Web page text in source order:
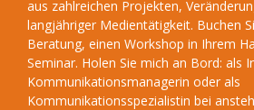
aus zahlreichen Projekten,
langjähriger Medientätigkeit. Buchen
Beratung, einen Workshop in Ihrem
Seminar. Holen Sie mich an Bord: als
Kommunikationsmanagerin oder als
Kommunikationsspezialistin bei